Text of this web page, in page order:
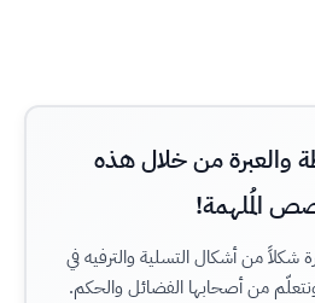
والعبرة من خلال هذه
المُلهمة!
شكلاً من أشكال التسلية والترفيه في
ونتعلّم من أصحابها الفضائل والحكم.